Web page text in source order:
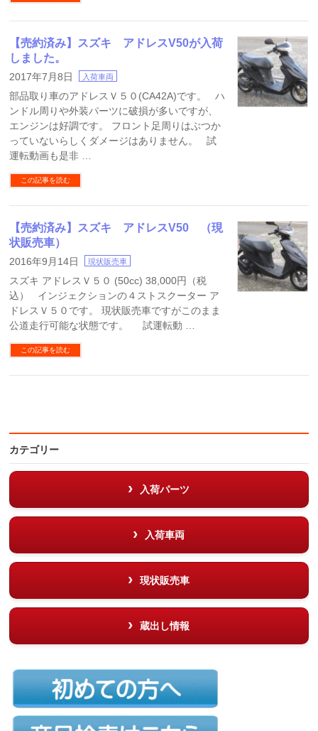
【売約済み】スズキ アドレスV50が入荷
しました。
2017年7月8日 入荷車両
部品取り車のアドレスＶ５０(CA42A)です。 ハ
ンドル周りや外装パーツに破損が多いですが、
エンジンは好調です。 フロント足周りはぶつか
っていないらしくダメージはありません。 試
運転動画も是非 …
この記事を読む
【売約済み】スズキ アドレスV50 （現
状販売車）
2016年9月14日 現状販売車
スズキ アドレスＶ５０ (50cc) 38,000円（税
込） インジェクションの４ストスクーター ア
ドレスＶ５０です。 現状販売車ですがこのまま
公道走行可能な状態です。 試運転動 …
この記事を読む
カテゴリー
入荷パーツ
入荷車両
現状販売車
蔵出し情報